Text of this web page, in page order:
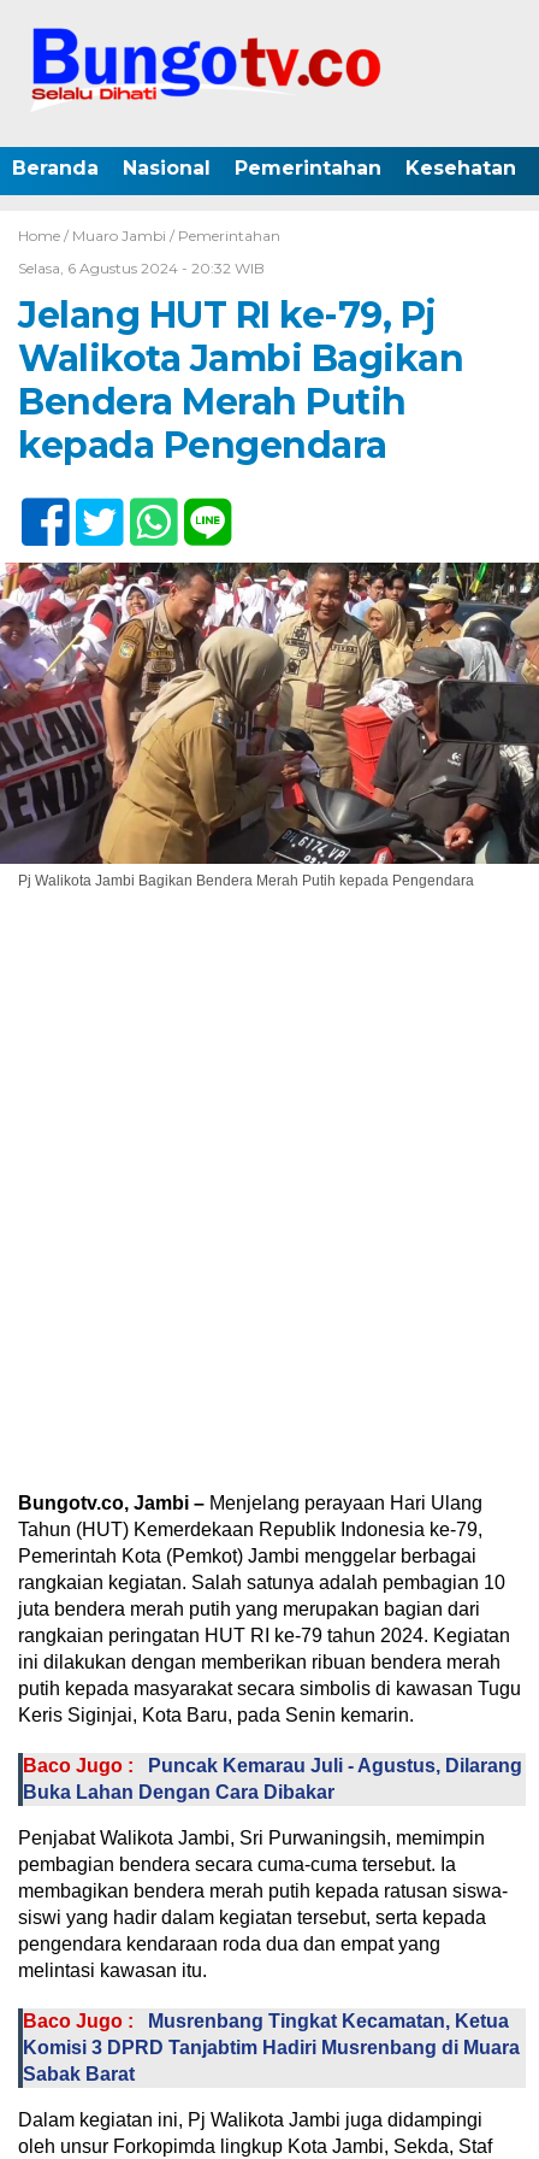
Beranda Nasional Pemerintahan Kesehatan
Home / Muaro Jambi / Pemerintahan
Selasa, 6 Agustus 2024 - 20:32 WIB
Jelang HUT RI ke-79, Pj
Walikota Jambi Bagikan
Bendera Merah Putih
kepada Pengendara
Pj Walikota Jambi Bagikan Bendera Merah Putih kepada Pengendara
Bungotv.co, Jambi – Menjelang perayaan Hari Ulang
Tahun (HUT) Kemerdekaan Republik Indonesia ke-79,
Pemerintah Kota (Pemkot) Jambi menggelar berbagai
rangkaian kegiatan. Salah satunya adalah pembagian 10
juta bendera merah putih yang merupakan bagian dari
rangkaian peringatan HUT RI ke-79 tahun 2024. Kegiatan
ini dilakukan dengan memberikan ribuan bendera merah
putih kepada masyarakat secara simbolis di kawasan Tugu
Keris Siginjai, Kota Baru, pada Senin kemarin.
Baco Jugo :
Puncak Kemarau Juli - Agustus, Dilarang
Buka Lahan Dengan Cara Dibakar
Penjabat Walikota Jambi, Sri Purwaningsih, memimpin
pembagian bendera secara cuma-cuma tersebut. Ia
membagikan bendera merah putih kepada ratusan siswa-
siswi yang hadir dalam kegiatan tersebut, serta kepada
pengendara kendaraan roda dua dan empat yang
melintasi kawasan itu.
Baco Jugo :
Musrenbang Tingkat Kecamatan, Ketua
Komisi 3 DPRD Tanjabtim Hadiri Musrenbang di Muara
Sabak Barat
Dalam kegiatan ini, Pj Walikota Jambi juga didampingi
oleh unsur Forkopimda lingkup Kota Jambi, Sekda, Staf